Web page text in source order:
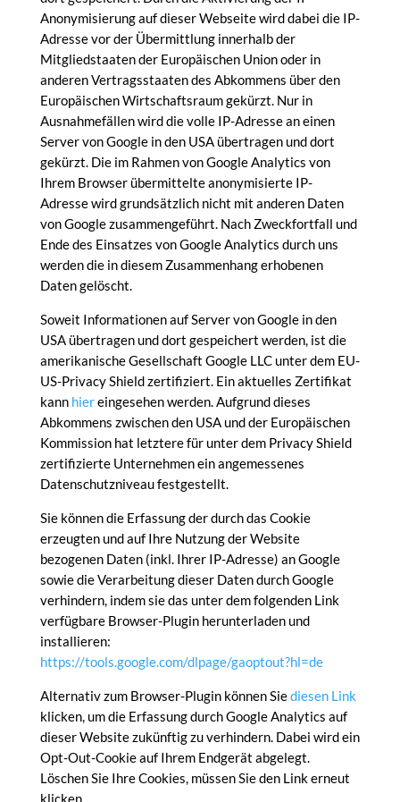
Anonymisierung auf dieser Webseite wird dabei die IP-
Adresse vor der Übermittlung innerhalb der
Mitgliedstaaten der Europäischen Union oder in
anderen Vertragsstaaten des Abkommens über den
Europäischen Wirtschaftsraum gekürzt. Nur in
Ausnahmefällen wird die volle IP-Adresse an einen
Server von Google in den USA übertragen und dort
gekürzt. Die im Rahmen von Google Analytics von
Ihrem Browser übermittelte anonymisierte IP-
Adresse wird grundsätzlich nicht mit anderen Daten
von Google zusammengeführt. Nach Zweckfortfall und
Ende des Einsatzes von Google Analytics durch uns
werden die in diesem Zusammenhang erhobenen
Daten gelöscht.
Soweit Informationen auf Server von Google in den
USA übertragen und dort gespeichert werden, ist die
amerikanische Gesellschaft Google LLC unter dem EU-
US-Privacy Shield zertifiziert. Ein aktuelles Zertifikat
kann hiereingesehen werden. Aufgrund dieses
Abkommens zwischen den USA und der Europäischen
Kommission hat letztere für unter dem Privacy Shield
zertifizierte Unternehmen ein angemessenes
Datenschutzniveau festgestellt.
Sie können die Erfassung der durch das Cookie
erzeugten und auf Ihre Nutzung der Website
bezogenen Daten (inkl. Ihrer IP-Adresse) an Google
sowie die Verarbeitung dieser Daten durch Google
verhindern, indem sie das unter dem folgenden Link
verfügbare Browser-Plugin herunterladen und
installieren:
https://tools.google.com/dlpage/gaoptout?hl=de
Alternativ zum Browser-Plugin können Siediesen Link
klicken, um die Erfassung durch Google Analytics auf
dieser Website zukünftig zu verhindern. Dabei wird ein
Opt-Out-Cookie auf Ihrem Endgerät abgelegt.
Löschen Sie Ihre Cookies, müssen Sie den Link erneut
klicken.